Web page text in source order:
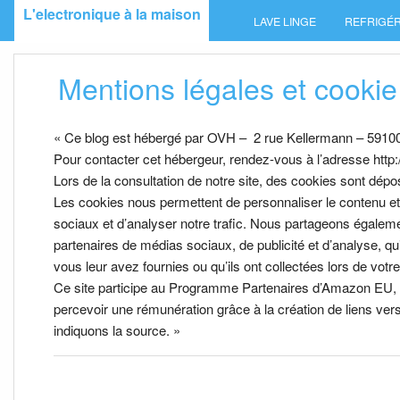
SkipL'electronique à la maison LAVE LINGE
Mentions légales et cookie
« Ce blog est hébergé par OVH – 2 rue Kellermann –
Pour contacter cet hébergeur, rendez-vous à l’adresse
Lors de la consultation de notre site, des cookies sont
Les cookies nous permettent de personnaliser le contenu
sociaux et d’analyser notre trafic. Nous partageons
partenaires de médias sociaux, de publicité et d’analyse,
vous leur avez fournies ou qu’ils ont collectées lors de
Ce site participe au Programme Partenaires d’Amazon
percevoir une rémunération grâce à la création de liens
indiquons la source. »